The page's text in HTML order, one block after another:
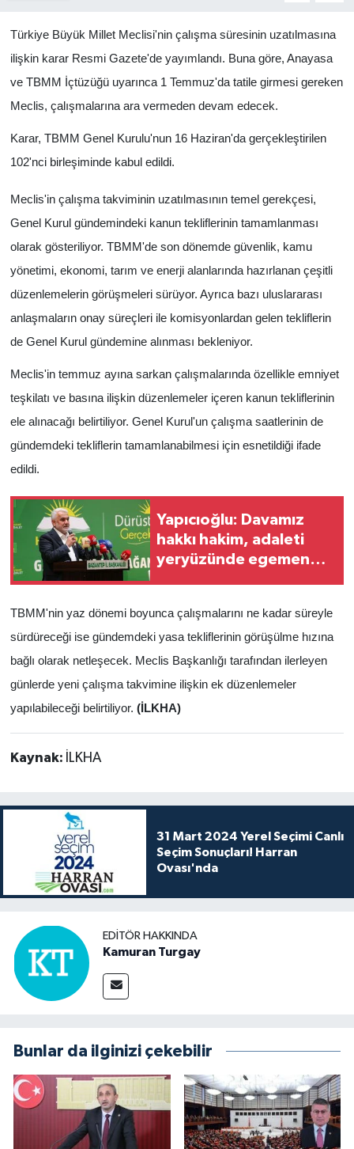
Türkiye Büyük Millet Meclisi'nin çalışma süresinin uzatılmasına
ilişkin karar Resmi Gazete'de yayımlandı. Buna göre, Anayasa
ve TBMM İçtüzüğü uyarınca 1 Temmuz'da tatile girmesi gereken
Meclis, çalışmalarına ara vermeden devam edecek.
Karar, TBMM Genel Kurulu'nun 16 Haziran'da gerçekleştirilen
102'nci birleşiminde kabul edildi.
Meclis'in çalışma takviminin uzatılmasının temel gerekçesi,
Genel Kurul gündemindeki kanun tekliflerinin tamamlanması
olarak gösteriliyor. TBMM'de son dönemde güvenlik, kamu
yönetimi, ekonomi, tarım ve enerji alanlarında hazırlanan çeşitli
düzenlemelerin görüşmeleri sürüyor. Ayrıca bazı uluslararası
anlaşmaların onay süreçleri ile komisyonlardan gelen tekliflerin
de Genel Kurul gündemine alınması bekleniyor.
Meclis'in temmuz ayına sarkan çalışmalarında özellikle emniyet
teşkilatı ve basına ilişkin düzenlemeler içeren kanun tekliflerinin
ele alınacağı belirtiliyor. Genel Kurul'un çalışma saatlerinin de
gündemdeki tekliflerin tamamlanabilmesi için esnetildiği ifade
edildi.
Yapıcıoğlu: Davamız
hakkı hakim, adaleti
yeryüzünde egemen
TBMM'nin yaz dönemi boyunca çalışmalarını ne kadar süreyle
sürdüreceği ise gündemdeki yasa tekliflerinin görüşülme hızına
bağlı olarak netleşecek. Meclis Başkanlığı tarafından ilerleyen
günlerde yeni çalışma takvimine ilişkin ek düzenlemeler
yapılabileceği belirtiliyor. (İLKHA)
Kaynak: İLKHA
31 Mart 2024 Yerel Seçimi Canlı
Seçim Sonuçları! Harran
Ovası'nda
EDITÖR HAKKINDA
Kamuran Turgay
Bunlar da ilginizi çekebilir